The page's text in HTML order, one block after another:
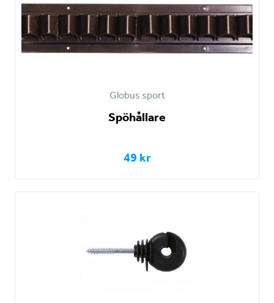
Globus sport
Spöhållare
49 kr